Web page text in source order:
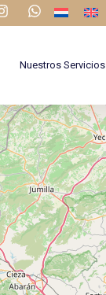
Nuestros Servicios